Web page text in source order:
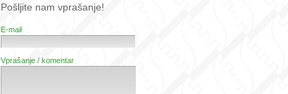
Pošljite nam vprašanje!
E-mail
Vprašanje / komentar